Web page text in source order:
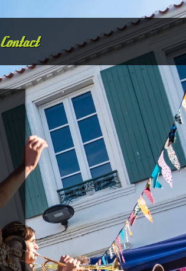
Contact
займ на карту онлайн быстрый займ